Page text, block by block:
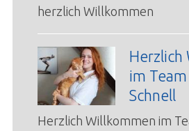
herzlich Willkommen
Herzlich
im Team
Schnell
Herzlich Willkommen im